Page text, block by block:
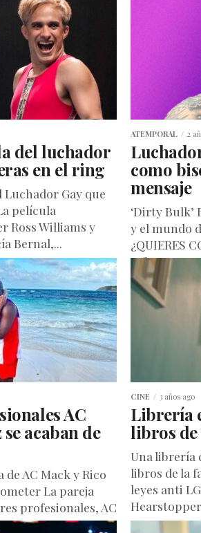
del luchador
en el ring
Luchador Gay que
película
Ross Williams y
Bernal,...
ATEMPORAL 2
como
mensaje
‘Dirty Bulk’
y el mundo
¿QUIERES
TI?...
AC
acaban de
AC Mack y Rico
La pareja
profesionales, AC
CINE 3 años ago
Librería
libros de
Una librería
libros de la
leyes anti